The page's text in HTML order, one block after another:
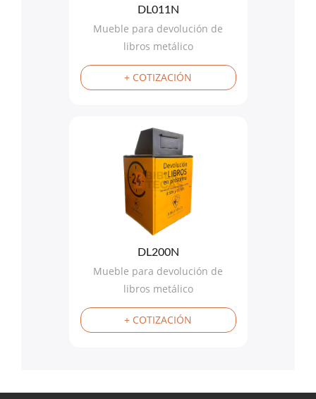
DL011N
Mueble para devolución de
libros metálico
+ COTIZACIÓN
DL200N
Mueble para devolución de
libros metálico
+ COTIZACIÓN